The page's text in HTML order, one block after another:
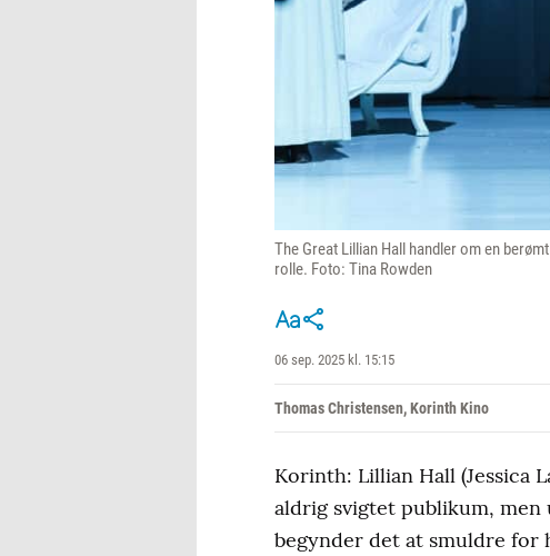
The Great Lillian Hall handler om en
rolle. Foto: Tina Rowden
06 sep. 2025 kl. 15:15
Thomas Christensen, Korinth Kino
Korinth: Lillian Hall (Jessica
aldrig svigtet publikum, men
begynder det at smuldre for